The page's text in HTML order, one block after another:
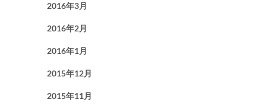
2016年3月
2016年2月
2016年1月
2015年12月
2015年11月